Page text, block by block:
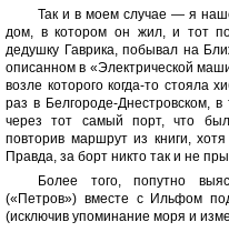
Так и в моем случае — я
дом, в котором он жил, и тот
дедушку Гаврика, побывал на
описанном в «Электрической
возле которого когда-то стояла
раз в Белгороде-Днестровском,
через тот самый порт, что
повторив маршрут из книги,
Правда, за борт никто так и не
Более того, попутно
(«Петров») вместе с Ильфом
(исключив упоминание моря и